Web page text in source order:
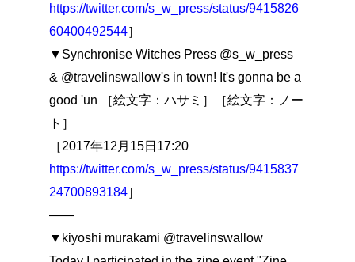
https://twitter.com/s_w_press/status/9415826
60400492544］
▼Synchronise Witches Press @s_w_press
& @travelinswallow's in town! It's gonna be a
good 'un ［絵文字：ハサミ］［絵文字：ノー
ト］
［2017年12月15日17:20
https://twitter.com/s_w_press/status/9415837
24700893184］
――
▼kiyoshi murakami @travelinswallow